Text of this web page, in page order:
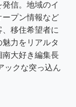
信。地域のイ
プン情報など
移住希望者に
力をリアルタ
南大好き編集長
ックな突っ込ん